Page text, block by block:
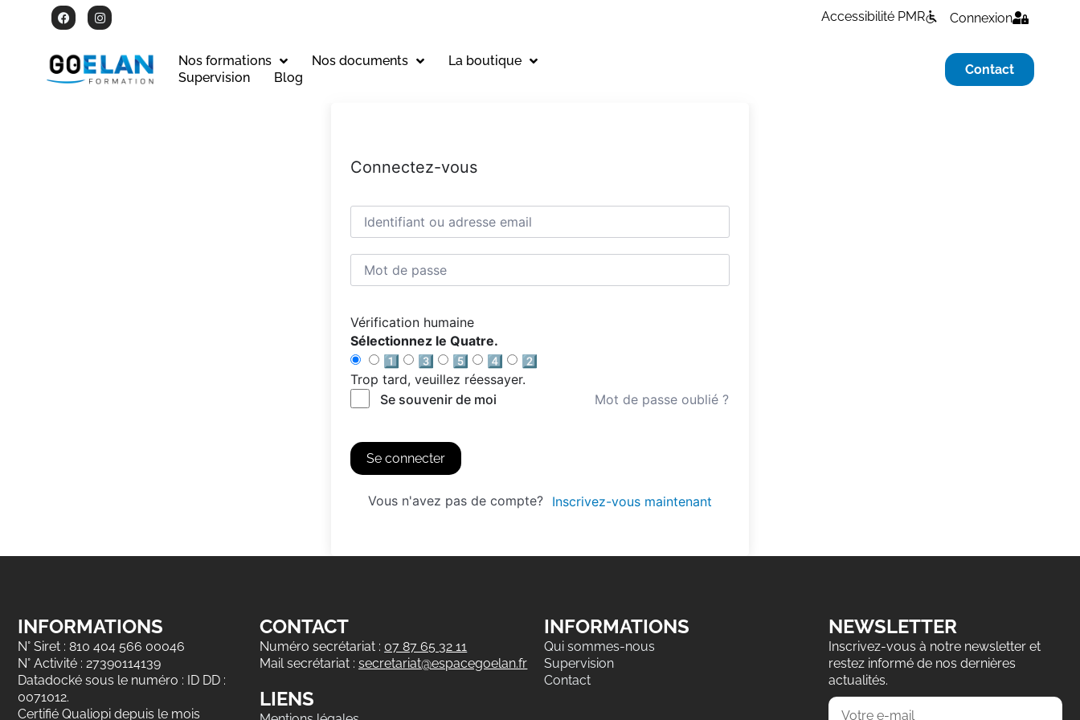
Accessibilité PMR Connexion
Nos formations Nos documents
La boutique
Supervision
Blog
Contact
Connectez-vous
Vérification humaine
Sélectionnez le Quatre.
1️⃣
3️⃣ 5️⃣ 4️⃣
2️⃣
Trop tard, veuillez réessayer.
Se souvenir de moi
Mot de passe oublié ?
Se connecter
Vous n'avez pas de compte? Inscrivez-vous maintenant
INFORMATIONS
N° Siret : 810 404 566 00046
N° Activité : 27390114139
Datadocké sous le numéro : ID DD :
0071012.
Certifié Qualiopi depuis le mois
CONTACT
Numéro secrétariat : 07 87 65 32 11
Mail secrétariat :secretariat@espacegoelan.fr
LIENS
INFORMATIONS
Qui sommes-nous
Supervision
Contact
NEWSLETTER
Inscrivez-vous à notre newsletter et
restez informé de nos dernières
actualités.